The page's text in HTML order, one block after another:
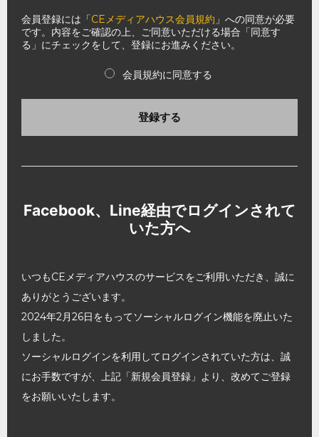
会員登録には「CEメディアハウス会員規約 」への同意が必要
です。内容をご確認の上、ご同意いただける場合「同意す
る」にチェックをして、登録にお進みください。
会員規約に同意する
登録する
Facebook、Line経由でログインされて
いた方へ
いつもCEメディアハウスのサービスをご利用いただき、誠に
ありがとうございます。
2024年2月26日をもってソーシャルログイン機能を廃止いた
しました。
ソーシャルログインを利用してログインされていた方は、誠
にお手数ですが、上記「新規会員登録」より、改めてご登録
をお願いいたします。